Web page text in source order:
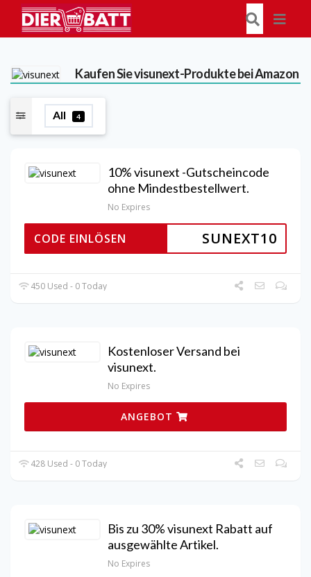
Kaufen Sie visunext-Produkte bei Amazon
All 4
10% visunext -Gutscheincode
ohne Mindestbestellwert.
No Expires
SUNEXT10
CODE EINLÖSEN
450 Used - 0 Today
Kostenloser Versand bei
visunext.
No Expires
ANGEBOT
428 Used - 0 Today
Bis zu 30% visunext Rabatt auf
ausgewählte Artikel.
No Expires